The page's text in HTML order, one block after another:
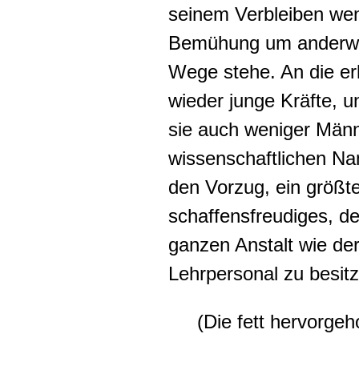
seinem Verbleiben
Bemühung um
Wege stehe. An die
wieder junge Kräfte,
sie auch weniger
wissenschaftlichen
den Vorzug, ein
schaffensfreudiges,
ganzen Anstalt wie
Lehrpersonal zu
(Die fett